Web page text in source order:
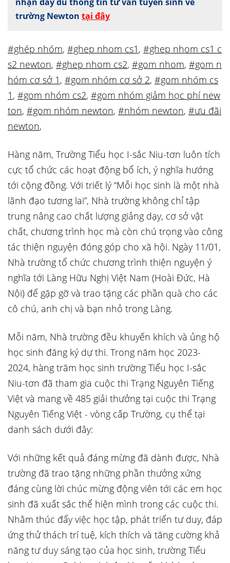
trường Newton tại đây
#ghép nhóm, #ghep nhom cs1 , #ghep nhom cs1 c
s2 newton, #ghep nhom cs2, #gom nhom, #gom n
hóm cơ sở 1 , #gom nhóm cơ sở 2, #gom nhóm cs
1 , #gom nhóm cs2, #gom nhóm giảm học phí new
ton, #gom nhóm newton, #nhóm newton, #ưu đãi
newton,
Hàng năm, Trường Tiểu học I-sắc Niu-tơn luôn tích
cực tổ chức các hoạt động bổ ích, ý nghĩa hướng
tới cộng đồng. Với triết lý “Mỗi học sinh là một nhà
lãnh đạo tương lai”, Nhà trường không chỉ tập
trung nâng cao chất lượng giảng dạy, cơ sở vật
chất, chương trình học mà còn chú trọng vào công
tác thiện nguyện đóng góp cho xã hội. Ngày 11/01,
Nhà trường tổ chức chương trình thiện nguyện ý
nghĩa tới Làng Hữu Nghị Việt Nam (Hoài Đức, Hà
Nội) để gặp gỡ và trao tặng các phần quà cho các
cô chú, anh chị và bạn nhỏ trong Làng.
Mỗi năm, Nhà trường đều khuyến khích và ủng hộ
học sinh đăng ký dự thi. Trong năm học 2023-
2024, hàng trăm học sinh trường Tiểu học I-sắc
Niu-tơn đã tham gia cuộc thi Trạng Nguyên Tiếng
Việt và mang về 485 giải thưởng tại cuộc thi Trạng
Nguyên Tiếng Việt - vòng cấp Trường, cụ thể tại
danh sách dưới đây:
Với những kết quả đáng mừng đã dành được, Nhà
trường đã trao tặng những phần thưởng xứng
đáng cùng lời chúc mừng động viên tới các em học
sinh đã xuất sắc thể hiện mình trong các cuộc thi.
Nhằm thúc đẩy việc học tập, phát triển tư duy, đáp
ứng thử thách trí tuệ, kích thích và tăng cường khả
năng tư duy sáng tạo của học sinh, trường Tiểu